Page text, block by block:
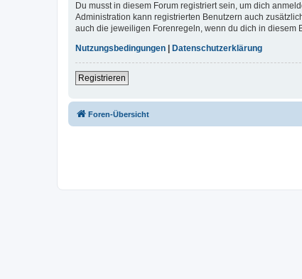
Du musst in diesem Forum registriert sein, um dich
Administration kann registrierten Benutzern auch
auch die jeweiligen Forenregeln, wenn du dich in diesem
Nutzungsbedingungen
Datenschutzerklärung
Registrieren
Foren-Übersicht